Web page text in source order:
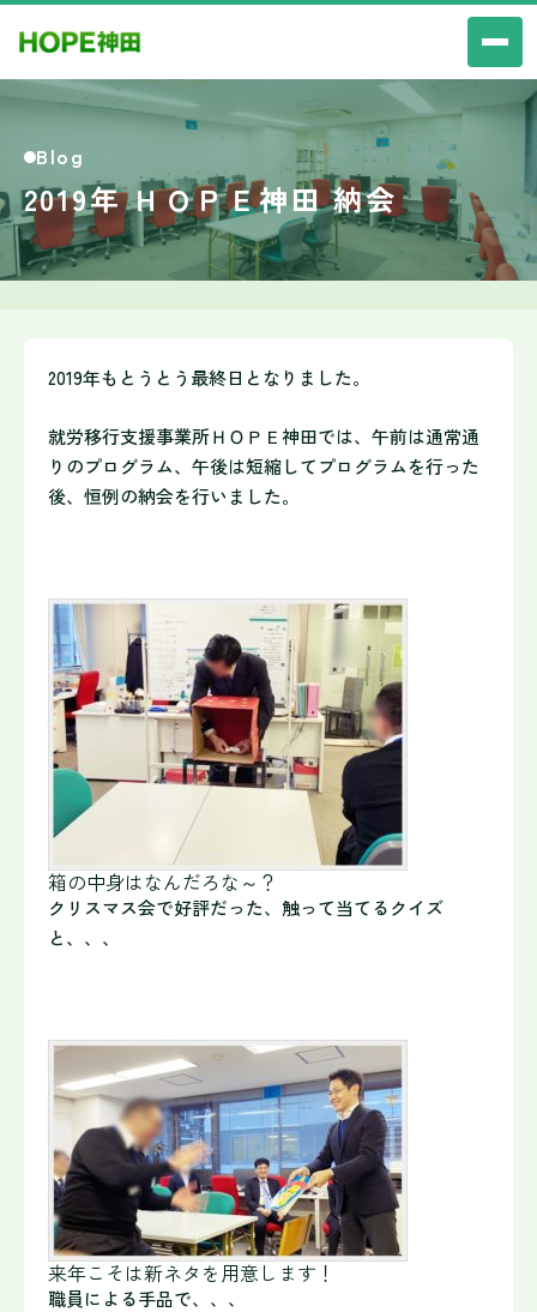
Blog
2019年 ＨＯＰＥ神田 納会
2019年もとうとう最終日となりました。
就労移行支援事業所ＨＯＰＥ神田では、午前は通常通
りのプログラム、午後は短縮してプログラムを行った
後、恒例の納会を行いました。
箱の中身はなんだろな～？
クリスマス会で好評だった、触って当てるクイズ
と、、、
来年こそは新ネタを用意します！
職員による手品で、、、